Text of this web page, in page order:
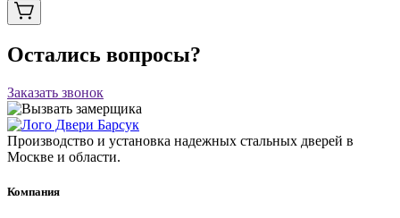
Остались вопросы?
Заказать звонок
Производство и установка надежных стальных дверей в
Москве и области.
Компания